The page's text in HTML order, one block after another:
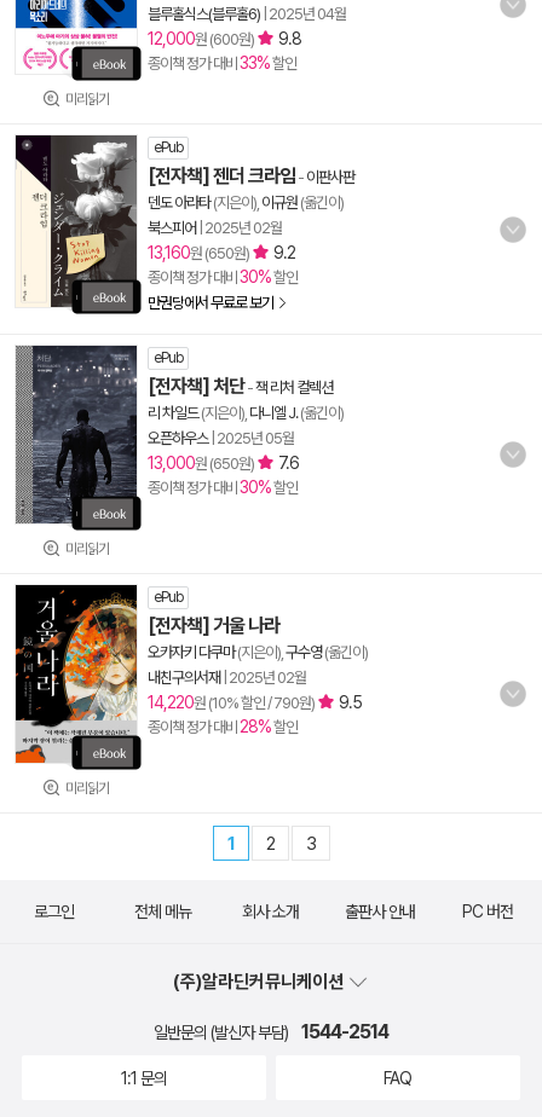
미리읽기
블루홀식스(블루홀6) 2025년 04월
12,000원 (600원) 9.8
종이책 정가 대비 33%할인
ePub
[전자책] 젠더 크라임 - 이판사판
덴도 아라타(지은이), 이규원 (옮긴이)
북스피어 2025년 02월
13,160원 (650원) 9.2
종이책 정가 대비 30%할인
만권당에서 무료로 보기
미리읽기
ePub
[전자책] 처단-잭 리처 컬렉션
리 차일드(지은이), 다니엘 J.(옮긴이)
오픈하우스| 2025년 05월
13,000원 (650원) 7.6
종이책 정가 대비 30%할인
미리읽기
ePub
[전자책] 거울 나라
오카자키 다쿠마(지은이), 구수영(옮긴이)
내친구의서재 2025년 02월
14,220원 (10% 할인 / 790원) 9.5
종이책 정가 대비 28%할인
1 2 3
로그인 전체 메뉴 회사 소개 출판사 안내 PC 버전
(주)알라딘커뮤니케이션
일반문의 (발신자 부담) 1544-2514
1:1 문의 FAQ